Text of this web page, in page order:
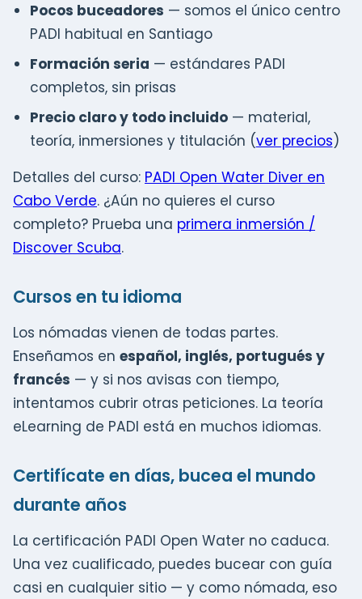
Pocos buceadores — somos el único centro
PADI habitual en Santiago
Formación seria — estándares PADI
completos, sin prisas
Precio claro y todo incluido— material,
teoría, inmersiones y titulación (ver precios)
Detalles del curso: PADI Open Water Diver en
Cabo Verde. ¿Aún no quieres el curso
completo? Prueba una primera inmersión /
Discover Scuba.
Cursos en tu idioma
Los nómadas vienen de todas partes.
Enseñamos en español, inglés, portugués y
francés — y si nos avisas con tiempo,
intentamos cubrir otras peticiones. La teoría
eLearning de PADI está en muchos idiomas.
Certifícate en días, bucea el mundo
durante años
La certificación PADI Open Water no caduca.
Una vez cualificado, puedes bucear con guía
casi en cualquier sitio — y como nómada, eso